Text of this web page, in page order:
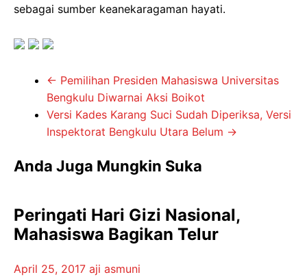
sebagai sumber keanekaragaman hayati.
← Pemilihan Presiden Mahasiswa Universitas
Bengkulu Diwarnai Aksi Boikot
Versi Kades Karang Suci Sudah Diperiksa, Versi
Inspektorat Bengkulu Utara Belum →
Anda Juga Mungkin Suka
Peringati Hari Gizi Nasional,
Mahasiswa Bagikan Telur
April 25, 2017 aji asmuni